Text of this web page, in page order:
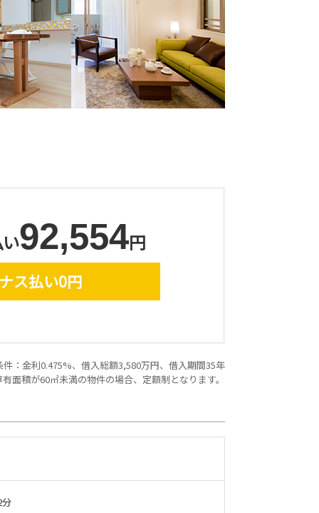
92,554円
ス払い0円
：金利0.475%、借入総額3,580万円、借入期間35年
面積が60㎡未満の物件の場合、定額制となります。
分